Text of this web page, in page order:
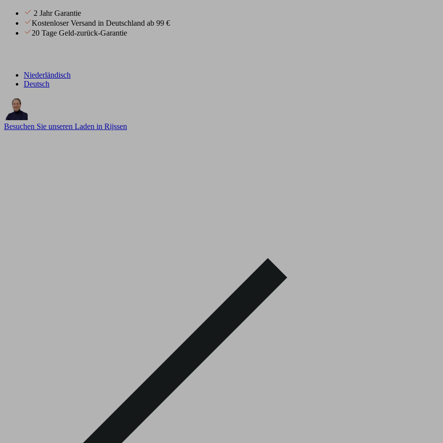
2 Jahr Garantie
Kostenloser Versand in Deutschland ab 99 €
20 Tage Geld-zurück-Garantie
Niederländisch
Deutsch
Besuchen Sie unseren Laden in Rijssen